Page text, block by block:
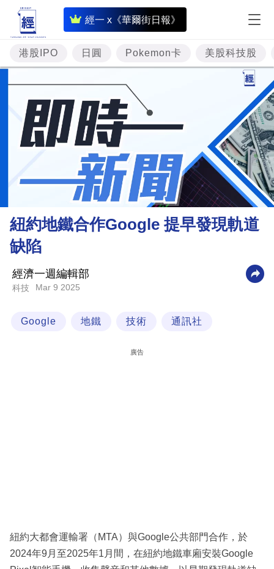
經一 x《華爾街日報》
即
時
財
經
專
題
投
資
樓
市
財
業
科
區
港股IPO 日圓 Pokemon卡 美股科技股
紐約地鐵合作Google 提早發現軌道
缺陷
經濟一週編輯部
科技 Mar 9 2025
Google 地鐵 技術 通訊社
廣告
紐約大都會運輸署（MTA）與Google公共部門合作，於
2024年9月至2025年1月間，在紐約地鐵車廂安裝Google